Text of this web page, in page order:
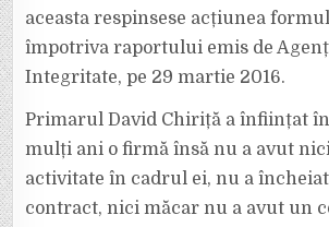
aceasta respinsese acțiunea
împotriva raportului emis de
Integritate, pe 29 martie 2016.
Primarul David Chiriță a înființat
mulți ani o firmă însă nu a avut
activitate în cadrul ei, nu a
contract, nici măcar nu a avut un